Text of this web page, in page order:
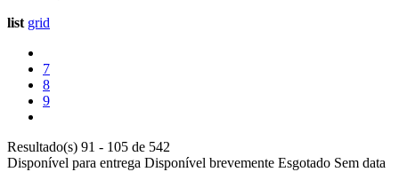
list grid
7
8
9
Resultado(s) 91 - 105 de 542
Disponível para entrega Disponível brevemente Esgotado Sem data